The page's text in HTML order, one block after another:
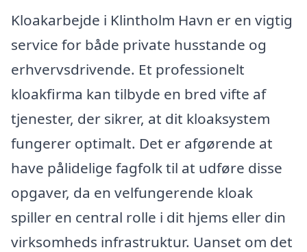
Kloakarbejde i Klintholm Havn er en vigtig
service for både private husstande og
erhvervsdrivende. Et professionelt
kloakfirma kan tilbyde en bred vifte af
tjenester, der sikrer, at dit kloaksystem
fungerer optimalt. Det er afgørende at
have pålidelige fagfolk til at udføre disse
opgaver, da en velfungerende kloak
spiller en central rolle i dit hjems eller din
virksomheds infrastruktur. Uanset om det